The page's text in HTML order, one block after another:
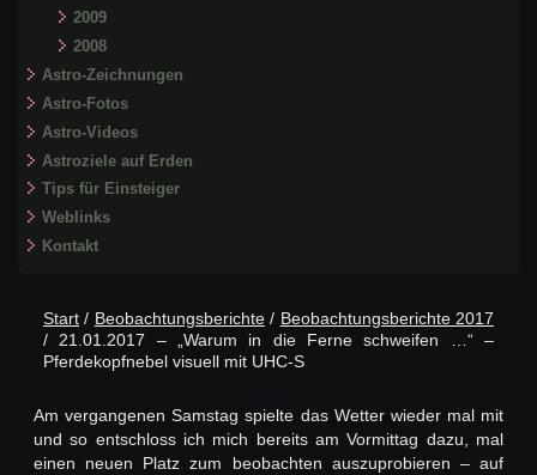
2009
2008
Astro-Zeichnungen
Astro-Fotos
Astro-Videos
Astroziele auf Erden
Tips für Einsteiger
Weblinks
Kontakt
Start / Beobachtungsberichte/ Beobachtungsberichte 2017
/ 21.01.2017 – „Warum in die Ferne schweifen …“ –
Pferdekopfnebel visuell mit UHC-S
Am vergangenen Samstag spielte das Wetter wieder mal mit
und so entschloss ich mich bereits am Vormittag dazu, mal
einen neuen Platz zum beobachten auszuprobieren – auf